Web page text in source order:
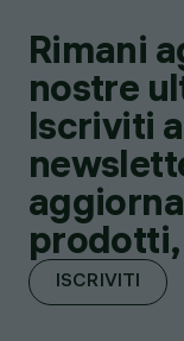
Rimani
nostre
Iscriviti
ISCRIVITI